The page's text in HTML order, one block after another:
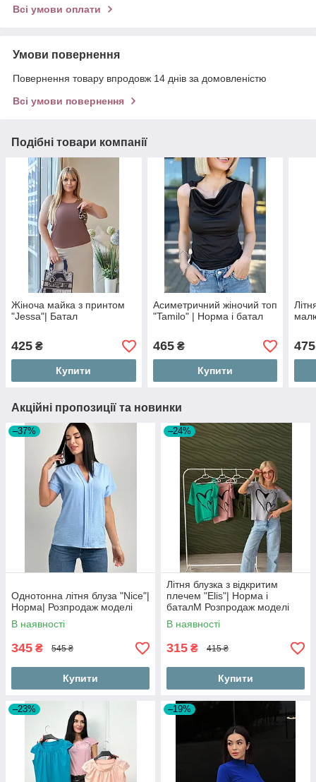
Всі умови оплати
Умови повернення
Повернення товару впродовж 14 днів за домовленістю
Всі умови повернення
Подібні товари компанії
Жіноча майка з принтом
"Jessa"| Батал
425 ₴
Купити
Асиметричний жіночий топ
"Tamilo" | Норма і батал
465₴
Купити
475
Акційні пропозиції та новинки
–37%
Однотонна літня блуза "Nice"|
Норма| Розпродаж моделі
В наявності
345 ₴ 545 ₴
Купити
–24%
Літня блузка з відкритим
плечем "Elis"| Норма і
баталМ Розпродаж моделі
В наявності
315 ₴ 415 ₴
Купити
–23% –19%